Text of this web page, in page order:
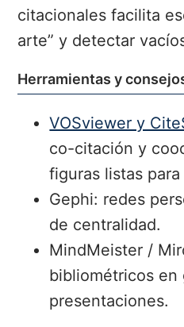
citacionales facilita
arte” y detectar
Herramientas y
VOSviewer y
co-citación y
figuras listas
Gephi: redes
de centralidad.
MindMeister /
bibliométricos en
presentaciones.